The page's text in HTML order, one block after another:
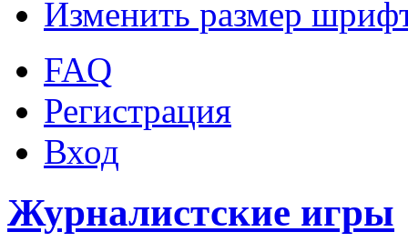
Изменить размер
FAQ
Регистрация
Вход
Журналистские игры